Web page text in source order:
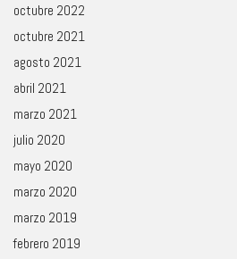
octubre 2022
octubre 2021
agosto 2021
abril 2021
marzo 2021
julio 2020
mayo 2020
marzo 2020
marzo 2019
febrero 2019